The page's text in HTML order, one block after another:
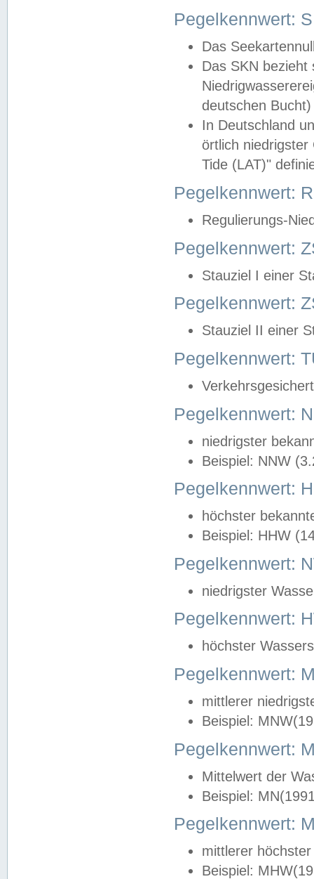
Pegelkennwert:
Das
Das SKN
deutschen
In Deutschland
örtlich
Tide (LAT)"
Pegelkennwert:
Regulierungs-
Pegelkennwert:
Stauziel I einer
Pegelkennwert:
Stauziel II einer
Pegelkennwert:
Pegelkennwert:
niedrigster
Beispiel: NNW
Pegelkennwert:
höchster
Beispiel: HHW
Pegelkennwert:
niedrigster
Pegelkennwert:
höchster
Pegelkennwert:
mittlerer
Beispiel:
Pegelkennwert:
Mittelwert der
Beispiel:
Pegelkennwert:
mittlerer
Beispiel: